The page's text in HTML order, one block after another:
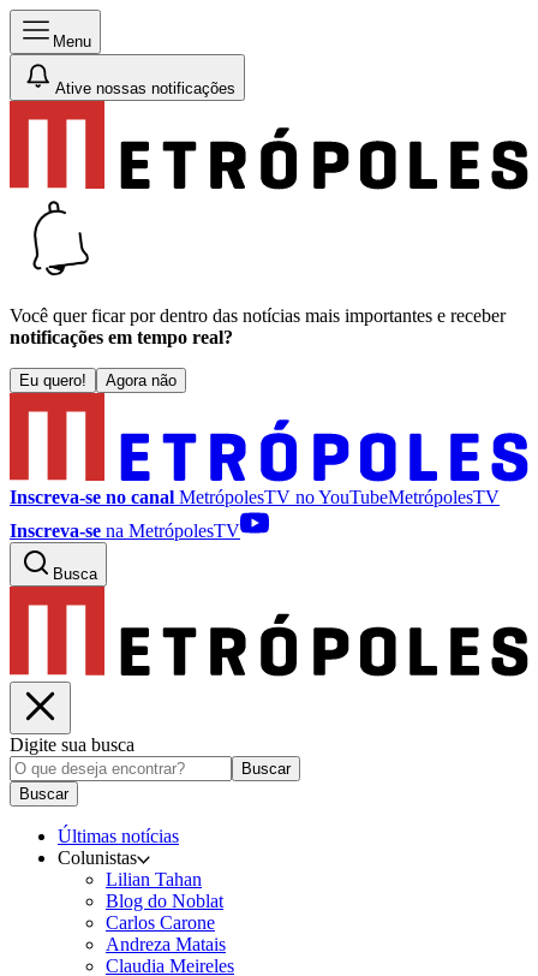
Menu
Ative nossas notificações
Você quer ficar por dentro das notícias mais importantes e receber
notificações em tempo real?
Eu quero! Agora não
Inscreva-se no canal MetrópolesTV noYouTubeMetrópolesTV
Inscreva-se na MetrópolesTV
Busca
Digite sua busca
Buscar
Buscar
Últimas notícias
Colunistas
Lilian Tahan
Blog do Noblat
Carlos Carone
Andreza Matais
Claudia Meireles